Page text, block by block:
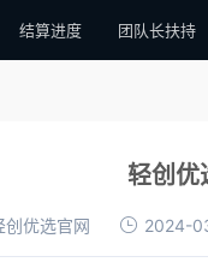
结算进度 团队长扶持
轻创优
创优选官网 2024-